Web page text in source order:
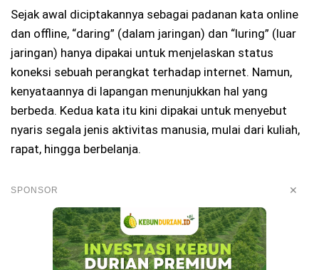
Sejak awal diciptakannya sebagai padanan kata online
dan offline, “daring” (dalam jaringan) dan “luring” (luar
jaringan) hanya dipakai untuk menjelaskan status
koneksi sebuah perangkat terhadap internet. Namun,
kenyataannya di lapangan menunjukkan hal yang
berbeda. Kedua kata itu kini dipakai untuk menyebut
nyaris segala jenis aktivitas manusia, mulai dari kuliah,
rapat, hingga berbelanja.
SPONSOR ✕